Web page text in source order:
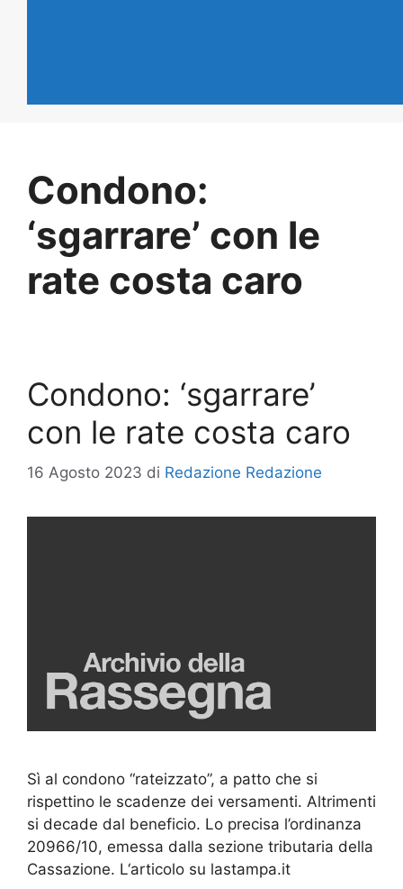
Condono:
‘sgarrare’ con le
rate costa caro
Condono: ‘sgarrare’
con le rate costa caro
16 Agosto 2023 di Redazione Redazione
Sì al condono “rateizzato”, a patto che si
rispettino le scadenze dei versamenti. Altrimenti
si decade dal beneficio. Lo precisa l’ordinanza
20966/10, emessa dalla sezione tributaria della
Cassazione. L‘articolo su lastampa.it